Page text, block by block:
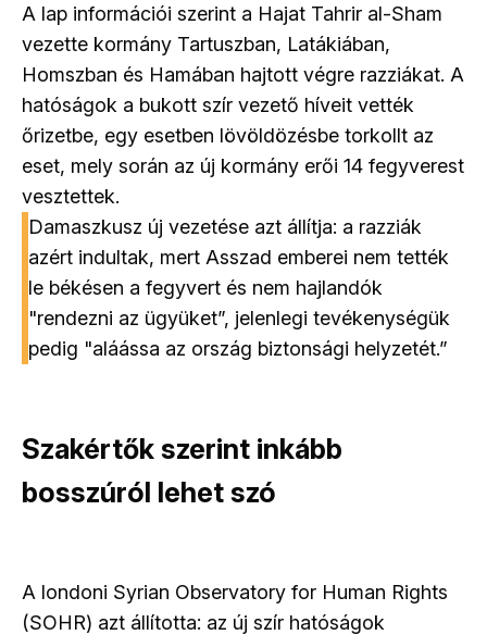
A lap információi szerint a Hajat Tahrir al-Sham
vezette kormány Tartuszban, Latákiában,
Homszban és Hamában hajtott végre razziákat. A
hatóságok a bukott szír vezető híveit vették
őrizetbe, egy esetben lövöldözésbe torkollt az
eset, mely során az új kormány erői 14 fegyverest
vesztettek.
Damaszkusz új vezetése azt állítja: a razziák
azért indultak, mert Asszad emberei nem tették
le békésen a fegyvert és nem hajlandók
"rendezni az ügyüket”, jelenlegi tevékenységük
pedig "aláássa az ország biztonsági helyzetét.”
Szakértők szerint inkább
bosszúról lehet szó
A londoni Syrian Observatory for Human Rights
(SOHR) azt állította: az új szír hatóságok